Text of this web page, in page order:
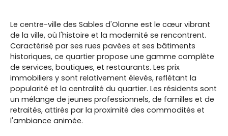
Le centre-ville des Sables d'Olonne est le cœur vibrant
de la ville, où l'histoire et la modernité se rencontrent.
Caractérisé par ses rues pavées et ses bâtiments
historiques, ce quartier propose une gamme complète
de services, boutiques, et restaurants. Les prix
immobiliers y sont relativement élevés, reflétant la
popularité et la centralité du quartier. Les résidents sont
un mélange de jeunes professionnels, de familles et de
retraités, attirés par la proximité des commodités et
l'ambiance animée.